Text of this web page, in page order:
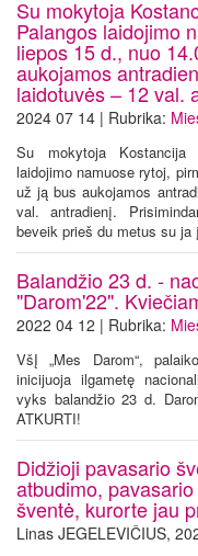
Su mokytoja
Palangos laidojimo
liepos 15 d., nuo
aukojamos
laidotuvės – 12 val.
2024 07 14 | Rubrika:
Su mokytoja Kostancija
laidojimo namuose rytoj,
už ją bus aukojamos
val. antradienį.
beveik prieš du metus su
Balandžio 23 d. -
"Darom'22".
2022 04 12 | Rubrika:
VšĮ „Mes Darom“,
inicijuoja ilgametę
vyks balandžio 23 d.
ATKURTI!
Didžioji pavasario
atbudimo,
šventė, kurorte jau
Linas JEGELEVIČIUS,